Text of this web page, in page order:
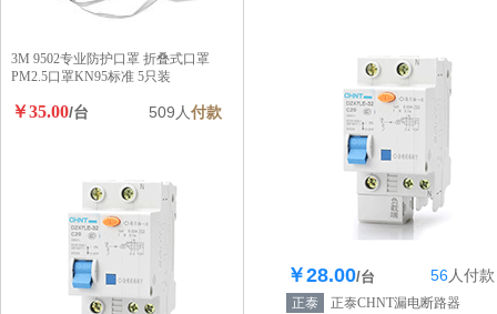
库存358个
￥28.00/台 56人付款
正泰
正泰CHNT漏电断路器
3M 9502专业防护口罩 折叠式口罩
PM2.5口罩KN95标准 5只装
￥35.00/台 509人付款